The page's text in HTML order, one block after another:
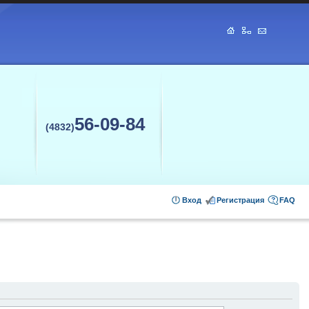
(4832)56-09-84
FAQ
Регистрация
Вход